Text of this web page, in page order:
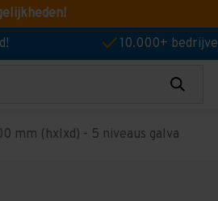
10.000+
mm (hxlxd) - 5 niveaus galva